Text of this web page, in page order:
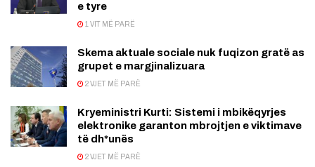
e tyre
1 VIT MË PARË
Skema aktuale sociale nuk fuqizon gratë as
grupet e margjinalizuara
2 VJET MË PARË
Kryeministri Kurti: Sistemi i mbikëqyrjes
elektronike garanton mbrojtjen e viktimave
të dh*unës
2 VJET MË PARË